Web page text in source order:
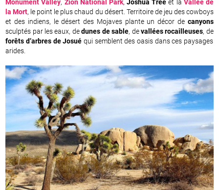
Monument Valley, Zion National Park,Joshua Tree et la Vallée de
la Mort, le point le plus chaud du désert. Territoire de jeu des cowboys
et des indiens, le désert des Mojaves plante un décor de canyons
sculptés par les eaux, dedunes de sable, devallées rocailleuses, de
forêts d’arbres de Josué qui semblent des oasis dans ces paysages
arides.